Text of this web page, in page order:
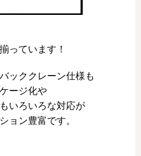
っています！
ッククレーン仕様も
ージ化や
いろいろな対応が
ョン豊富です。